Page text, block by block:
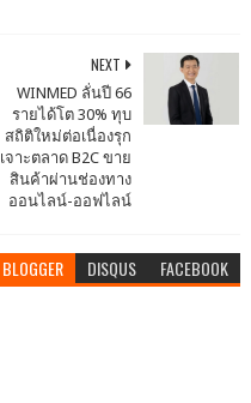
NEXT
WINMED ลั่นปี 66
รายได้โต 30% ทุบ
สถิติใหม่ต่อเนื่องรุก
เจาะตลาด B2C ขาย
สินค้าผ่านช่องทาง
ออนไลน์-ออฟไลน์
BLOGGER DISQUS FACEBOOK